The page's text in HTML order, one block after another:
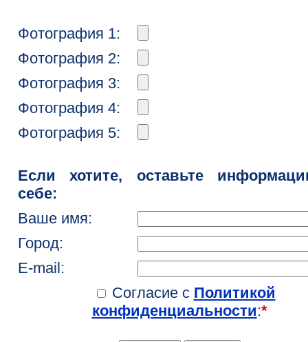
Фотография 1:
Фотография 2:
Фотография 3:
Фотография 4:
Фотография 5:
Если хотите, оставьте
себе:
Ваше имя:
Город:
E-mail:
Согласие с Политикой
конфиденциальности:*